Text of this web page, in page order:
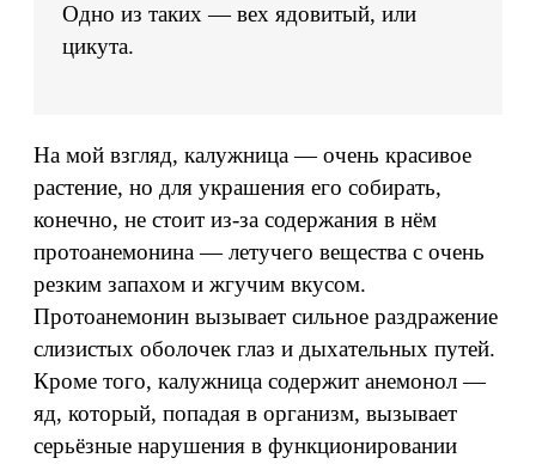
Одно из таких — вех ядовитый, или
цикута.
На мой взгляд, калужница — очень красивое
растение, но для украшения его собирать,
конечно, не стоит из-за содержания в нём
протоанемонина — летучего вещества с очень
резким запахом и жгучим вкусом.
Протоанемонин вызывает сильное раздражение
слизистых оболочек глаз и дыхательных путей.
Кроме того, калужница содержит анемонол —
яд, который, попадая в организм, вызывает
серьёзные нарушения в функционировании